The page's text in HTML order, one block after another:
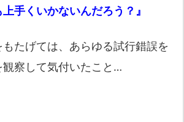
上手くいかないんだろう？』
たげては、あらゆる試行錯誤を
察して気付いたこと…